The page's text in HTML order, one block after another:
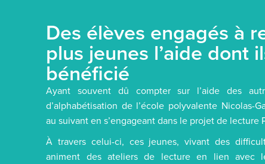
Des élèves engagés à
plus jeunes l’aide dont
bénéficié
Ayant souvent dû compter sur l’aide des
d’alphabétisation de l’école polyvalente Nicolas-
au suivant en s’engageant dans le projet de lecture
À travers celui-ci, ces jeunes, vivant des
animent des ateliers de lecture en lien avec